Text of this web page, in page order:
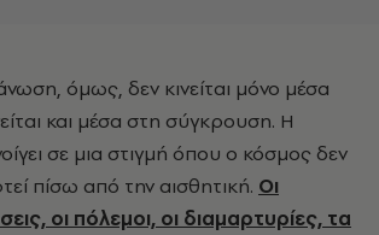
και μέσα στη σύγκρουση. Η
σε μια στιγμή όπου ο κόσμος δεν
πίσω από την αισθητική. Οι
οι πόλεμοι, οι διαμαρτυρίες, τα